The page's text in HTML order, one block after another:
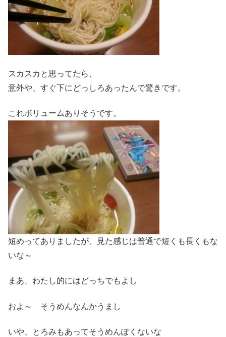
スカスカと思ってたら、
意外や、すぐ下にどっしろあったんで驚きです。
これボリュームありそうです。
短めってありましたが、見た感じは普通で短くも長くもな
いな～
まあ、わたし的にはどっちでもよし
およ～ そうめんなんかうまし
いや、とろみもあってそうめんぽくないな